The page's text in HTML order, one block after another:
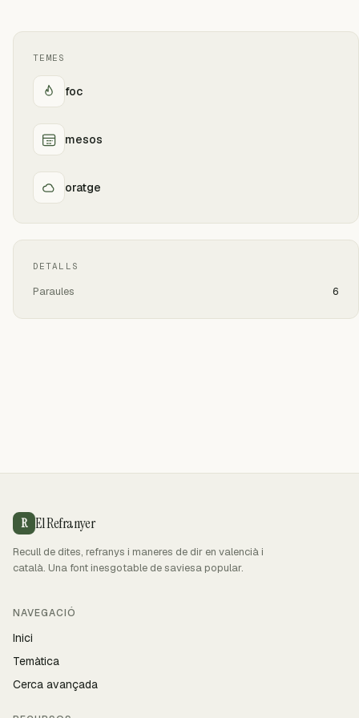
TEMES
foc
mesos
oratge
DETALLS
Paraules 6
R El Refranyer
Recull de dites, refranys i maneres de dir en valencià i
català. Una font inesgotable de saviesa popular.
NAVEGACIÓ
Inici
Temàtica
Cerca avançada